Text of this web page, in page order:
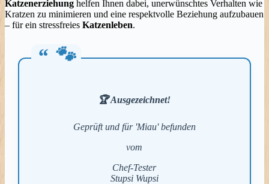
Katzenerziehung helfen Ihnen dabei, unerwünschtes Verhalten wie
Kratzen zu minimieren und eine respektvolle Beziehung aufzubauen
– für ein stressfreies Katzenleben.
🏆Ausgezeichnet!
Geprüft und für 'Miau' befunden
vom
Chef-Tester
Stupsi Wupsi